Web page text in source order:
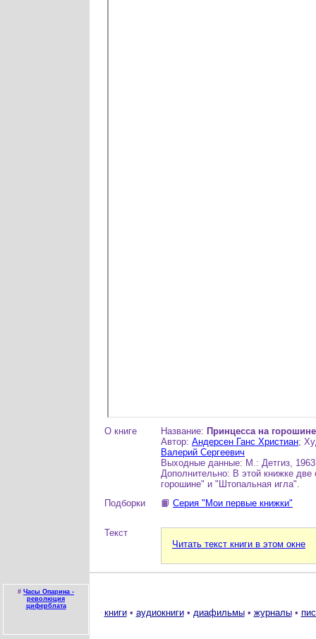
О книге Название: Принцесса на
Автор: Андерсен Ганс Христиан;
Валерий Сергеевич
Выходные данные: М.: Детгиз,
Дополнительно: В этой книжке две
горошине" и "Штопальная игла".
Подборки
📙 Серия "Мои первые книжки"
Текст
Читать текст книги в этом окне
# Часы Опарина -
революция
циферблата
книги• аудиокниги• диафильмы• журналы•